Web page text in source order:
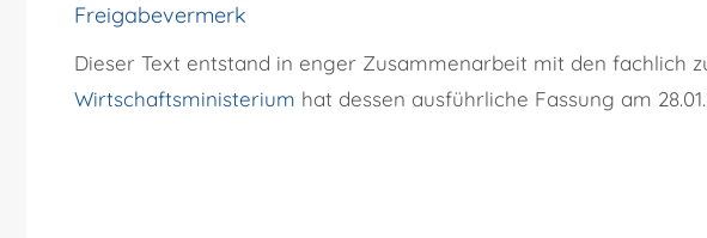
Freigabevermerk
Dieser Text entstand in enger Zusammenarbeit mit den fachlich
Wirtschaftsministerium hat dessen ausführliche Fassung am